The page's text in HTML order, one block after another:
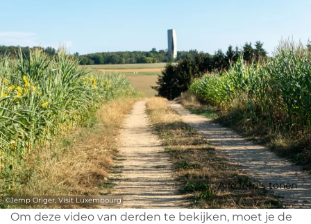
©Jemp Origer, Visit Luxembourg
Alle foto's tonen
Om deze video van derden te bekijken, moet je de